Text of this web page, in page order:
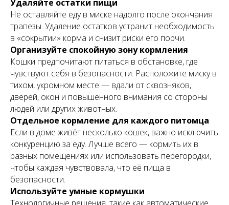
Удаляйте остатки пищи
Не оставляйте еду в миске надолго после окончания
трапезы. Удаление остатков устранит необходимость
в «сокрытии» корма и снизит риски его порчи.
Организуйте спокойную зону кормления
Кошки предпочитают питаться в обстановке, где
чувствуют себя в безопасности. Расположите миску в
тихом, укромном месте — вдали от сквозняков,
дверей, окон и повышенного внимания со стороны
людей или других животных.
Отдельное кормление для каждого питомца
Если в доме живёт несколько кошек, важно исключить
конкуренцию за еду. Лучше всего — кормить их в
разных помещениях или использовать перегородки,
чтобы каждая чувствовала, что её пища в
безопасности.
Используйте умные кормушки